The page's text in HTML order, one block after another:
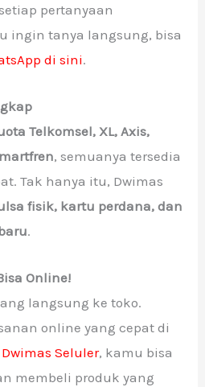
pertanyaan
ingin tanya langsung, bisa
di sini.
Telkomsel, XL, Axis,
, semuanya tersedia
Tak hanya itu, Dwimas
fisik, kartu perdana, dan
.
Online!
langsung ke toko.
online yang cepat di
Seluler, kamu bisa
membeli produk yang